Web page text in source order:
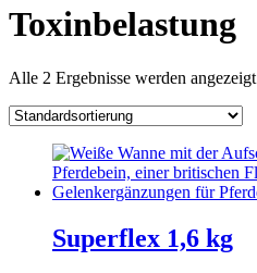
Toxinbelastung
Alle 2 Ergebnisse werden angezeigt
Superflex 1,6 kg